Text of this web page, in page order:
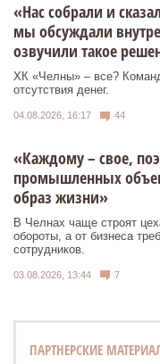
«Нас собрали и
мы обсуждали
озвучили такое
ХК «Челны» – все?
отсутствия денег.
04.08.2026, 16:17 44
«Каждому – свое,
промышленных
образ жизни»
В Челнах чаще строят
обороты, а от бизнеса
сотрудников.
03.08.2026, 13:44 7
ПАРТНЕРСКИЕ